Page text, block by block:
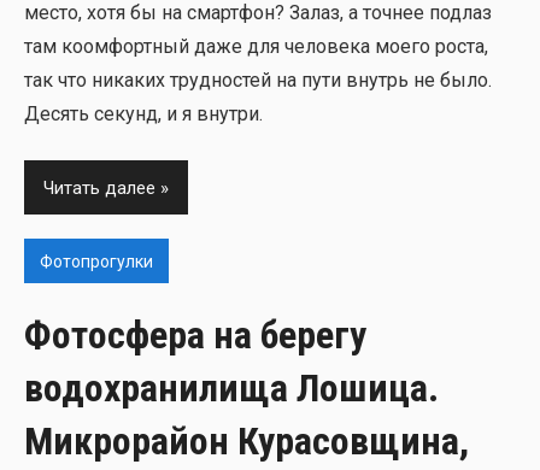
место, хотя бы на смарт­фон? Залаз, а точ­нее под­лаз
там коом­форт­ный даже для чело­ве­ка мое­го роста,
так что ника­ких труд­но­стей на пути внутрь не было.
Десять секунд, и я внут­ри.
Читать далее
Фотопрогулки
Фотосфера на берегу
водохранилища Лошица.
Микрорайон Курасовщина,